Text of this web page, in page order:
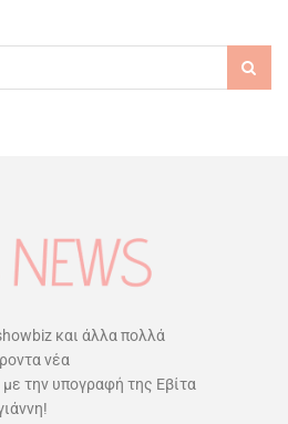
και άλλα πολλά
νέα
την υπογραφή της Εβίτα